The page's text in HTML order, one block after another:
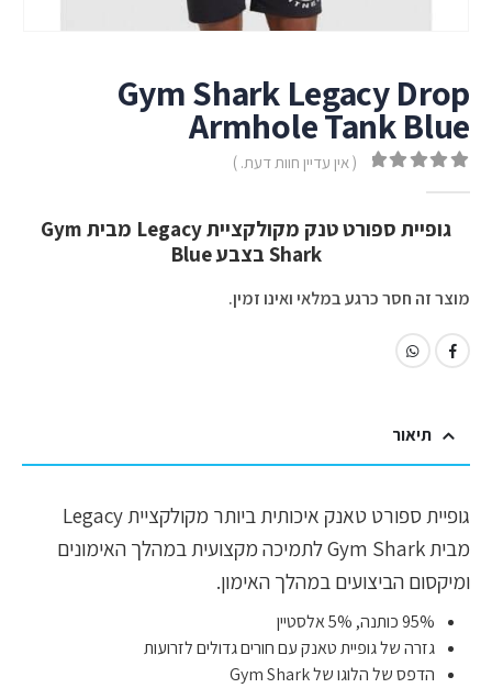
Gym Shark Legacy Drop
Armhole Tank Blue
( אין עדיין חוות דעת. )
גופיית ספורט טנק מקולקציית Legacy מבית Gym
Shark בצבע Blue
מוצר זה חסר כרגע במלאי ואינו זמין.
תיאור
גופיית ספורט טאנק איכותית ביותר מקולקציית Legacy
מבית Gym Shark לתמיכה מקצועית במהלך האימונים
ומיקסום הביצועים במהלך האימון.
95% כותנה, 5% אלסטיין
גזרה של גופיית טאנק עם חורים גדולים לזרועות
הדפס של הלוגו של Gym Shark